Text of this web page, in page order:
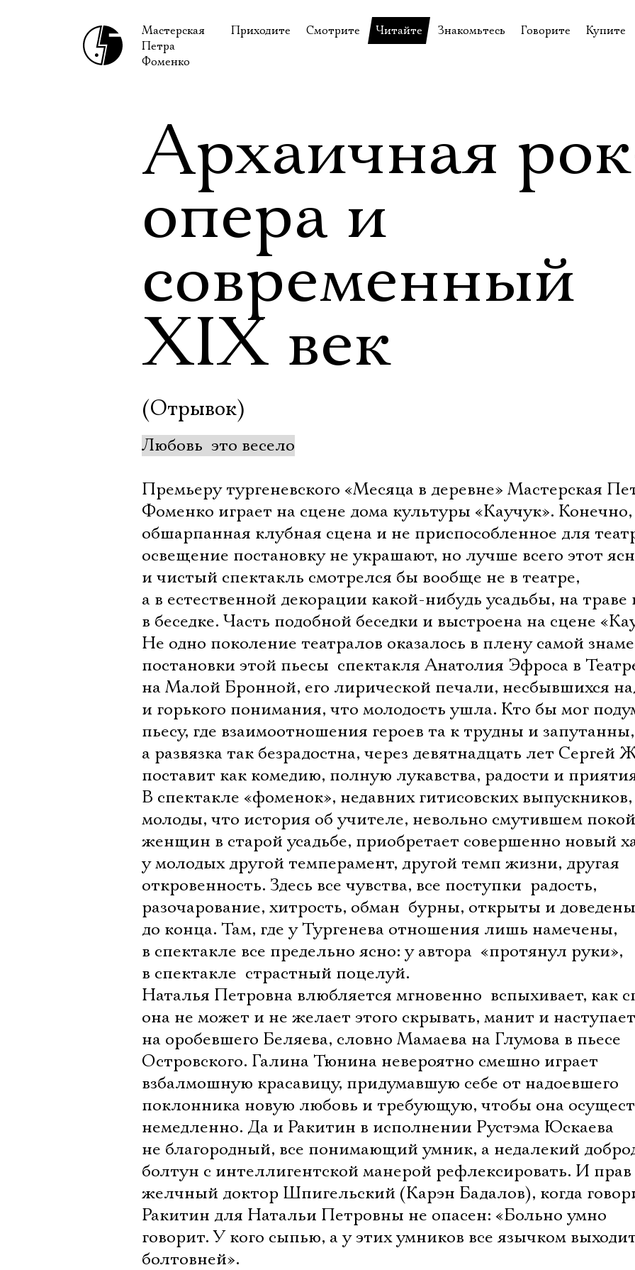
Мастерская
Петра
Фоменко
Приходите
Правила посещения
Смотрите
Внеклассные чтения
Читайте
Архив проектов
Библиотека Гумилёва
Знакомьтесь
Художники
Владимир Максимов
Говорите
Купите
Архаичная
опера и
современный
XIX век
(Отрывок)
Любовь  это весело
Премьеру тургеневского «Месяца в деревне» Мастерская
Фоменко играет на сцене дома культуры «Каучук». Конечно,
обшарпанная клубная сцена и не приспособленное для
освещение постановку не украшают, но лучше всего этот
и чистый спектакль смотрелся бы вообще не в театре,
а в естественной декорации какой-нибудь усадьбы, на траве
в беседке. Часть подобной беседки и выстроена на сцене
Не одно поколение театралов оказалось в плену самой
постановки этой пьесы  спектакля Анатолия Эфроса в
на Малой Бронной, его лирической печали, несбывшихся
и горького понимания, что молодость ушла. Кто бы мог
пьесу, где взаимоотношения героев та к трудны и запутанны,
а развязка так безрадостна, через девятнадцать лет Сергей
поставит как комедию, полную лукавства, радости и
В спектакле «фоменок», недавних гитисовских выпускников,
молоды, что история об учителе, невольно смутившем покой
женщин в старой усадьбе, приобретает совершенно новый
у молодых другой темперамент, другой темп жизни, другая
откровенность. Здесь все чувства, все поступки  радость,
разочарование, хитрость, обман  бурны, открыты и доведены
до конца. Там, где у Тургенева отношения лишь намечены,
в спектакле все предельно ясно: у автора  «протянул руки»,
в спектакле  страстный поцелуй.
Наталья Петровна влюбляется мгновенно  вспыхивает, как
она не может и не желает этого скрывать, манит и наступает
на оробевшего Беляева, словно Мамаева на Глумова в пьесе
Островского. Галина Тюнина невероятно смешно играет
взбалмошную красавицу, придумавшую себе от надоевшего
поклонника новую любовь и требующую, чтобы она
немедленно. Да и Ракитин в исполнении Рустэма Юскаева 
не благородный, все понимающий умник, а недалекий
болтун с интеллигентской манерой рефлексировать. И прав
желчный доктор Шпигельский (Карэн Бадалов), когда
Ракитин для Натальи Петровны не опасен: «Больно умно
говорит. У кого сыпью, а у этих умников все язычком
болтовней».